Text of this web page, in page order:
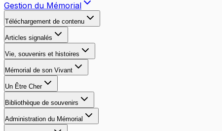
Gestion du Mémorial
Téléchargement de contenu
Articles signalés
Vie, souvenirs et histoires
Mémorial de son Vivant
Un Être Cher
Bibliothèque de souvenirs
Administration du Mémorial